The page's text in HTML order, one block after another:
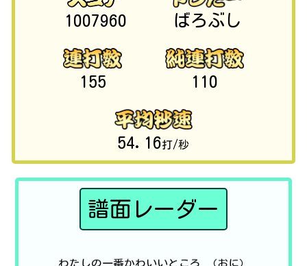
1007960 ばろぶし
155 110
54.16打/秒
譜面レーダー